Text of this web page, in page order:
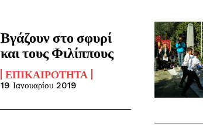
Βγάζουν στο σφυρί
και τους Φιλίππους
ΕΠΙΚΑΙΡΌΤΗΤΑ
19 Ιανουαρίου 2019